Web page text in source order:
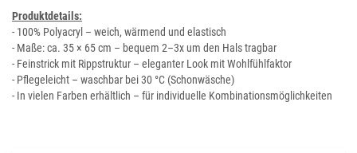
Produktdetails:
- 100% Polyacryl – weich, wärmend und elastisch
- Maße: ca. 35 × 65 cm – bequem 2–3x um den Hals tragbar
- Feinstrick mit Rippstruktur – eleganter Look mit Wohlfühlfaktor
- Pflegeleicht – waschbar bei 30 °C (Schonwäsche)
- In vielen Farben erhältlich – für individuelle Kombinationsmöglichkeiten